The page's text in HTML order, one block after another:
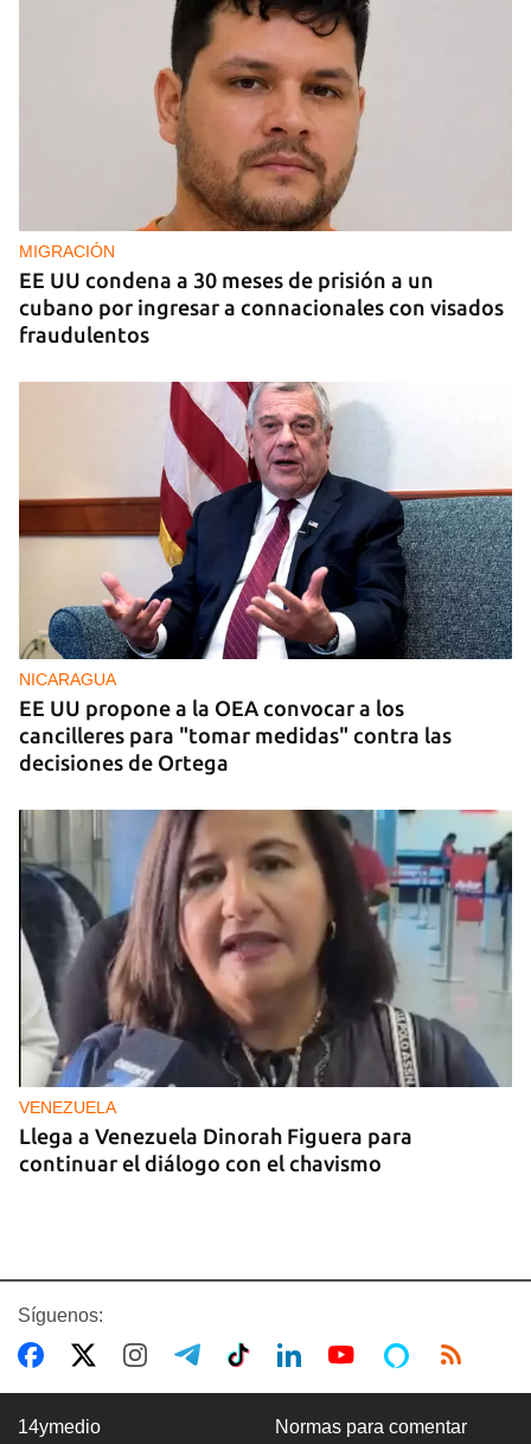
EE UU duplica sus ventas de combustible al
sector privado cubano
MIGRACIÓN
EE UU condena a 30 meses de prisión a un
cubano por ingresar a connacionales con visados
fraudulentos
NICARAGUA
EE UU propone a la OEA convocar a los
cancilleres para "tomar medidas" contra las
decisiones de Ortega
VENEZUELA
Llega a Venezuela Dinorah Figuera para
continuar el diálogo con el chavismo
Síguenos:
14ymedio Normas para comentar